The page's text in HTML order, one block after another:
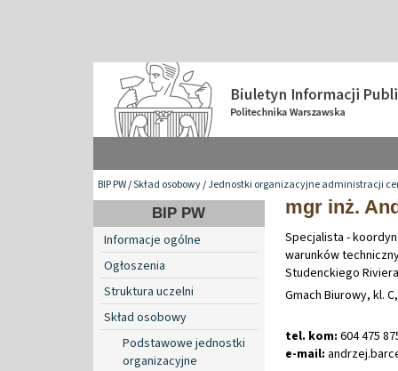
BIP PW/Skład osobowy/Jednostki organizacyjne administracji
BIP PW
Informacje ogólne
Ogłoszenia
Struktura uczelni
Skład osobowy
Podstawowe jednostki
organizacyjne
mgr inż.
Specjalista -
warunków
Studenckiego
Gmach Biurowy, kl.
tel. kom: 604 475
e-mail: andrzej.